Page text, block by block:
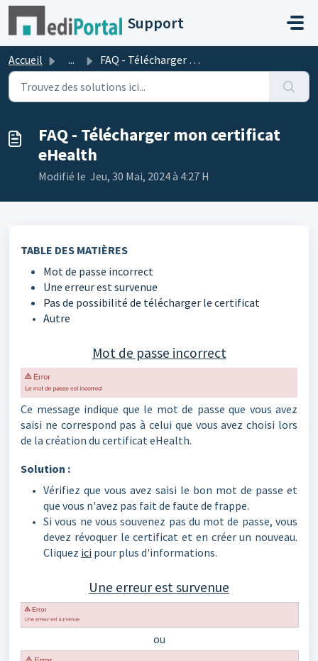
Passer au contenu principal
Support
Accueil ... FAQ - Télécharger mon certificat eHealth
FAQ - Télécharger mon certificat
eHealth
Modifié le Jeu, 30 Mai, 2024 à 4:27 H
TABLE DES MATIÈRES
Mot de passe incorrect
Une erreur est survenue
Pas de possibilité de télécharger le certificat
Autre
Mot de passe incorrect
Ce message indique que le mot de passe que vous avez
saisi ne correspond pas à celui que vous avez choisi lors
de la création du certificat eHealth.
Solution :
Vérifiez que vous avez saisi le bon mot de passe et
que vous n'avez pas fait de faute de frappe.
Si vous ne vous souvenez pas du mot de passe, vous
devez révoquer le certificat et en créer un nouveau.
Cliquez ici pour plus d'informations.
Une erreur est survenue
ou